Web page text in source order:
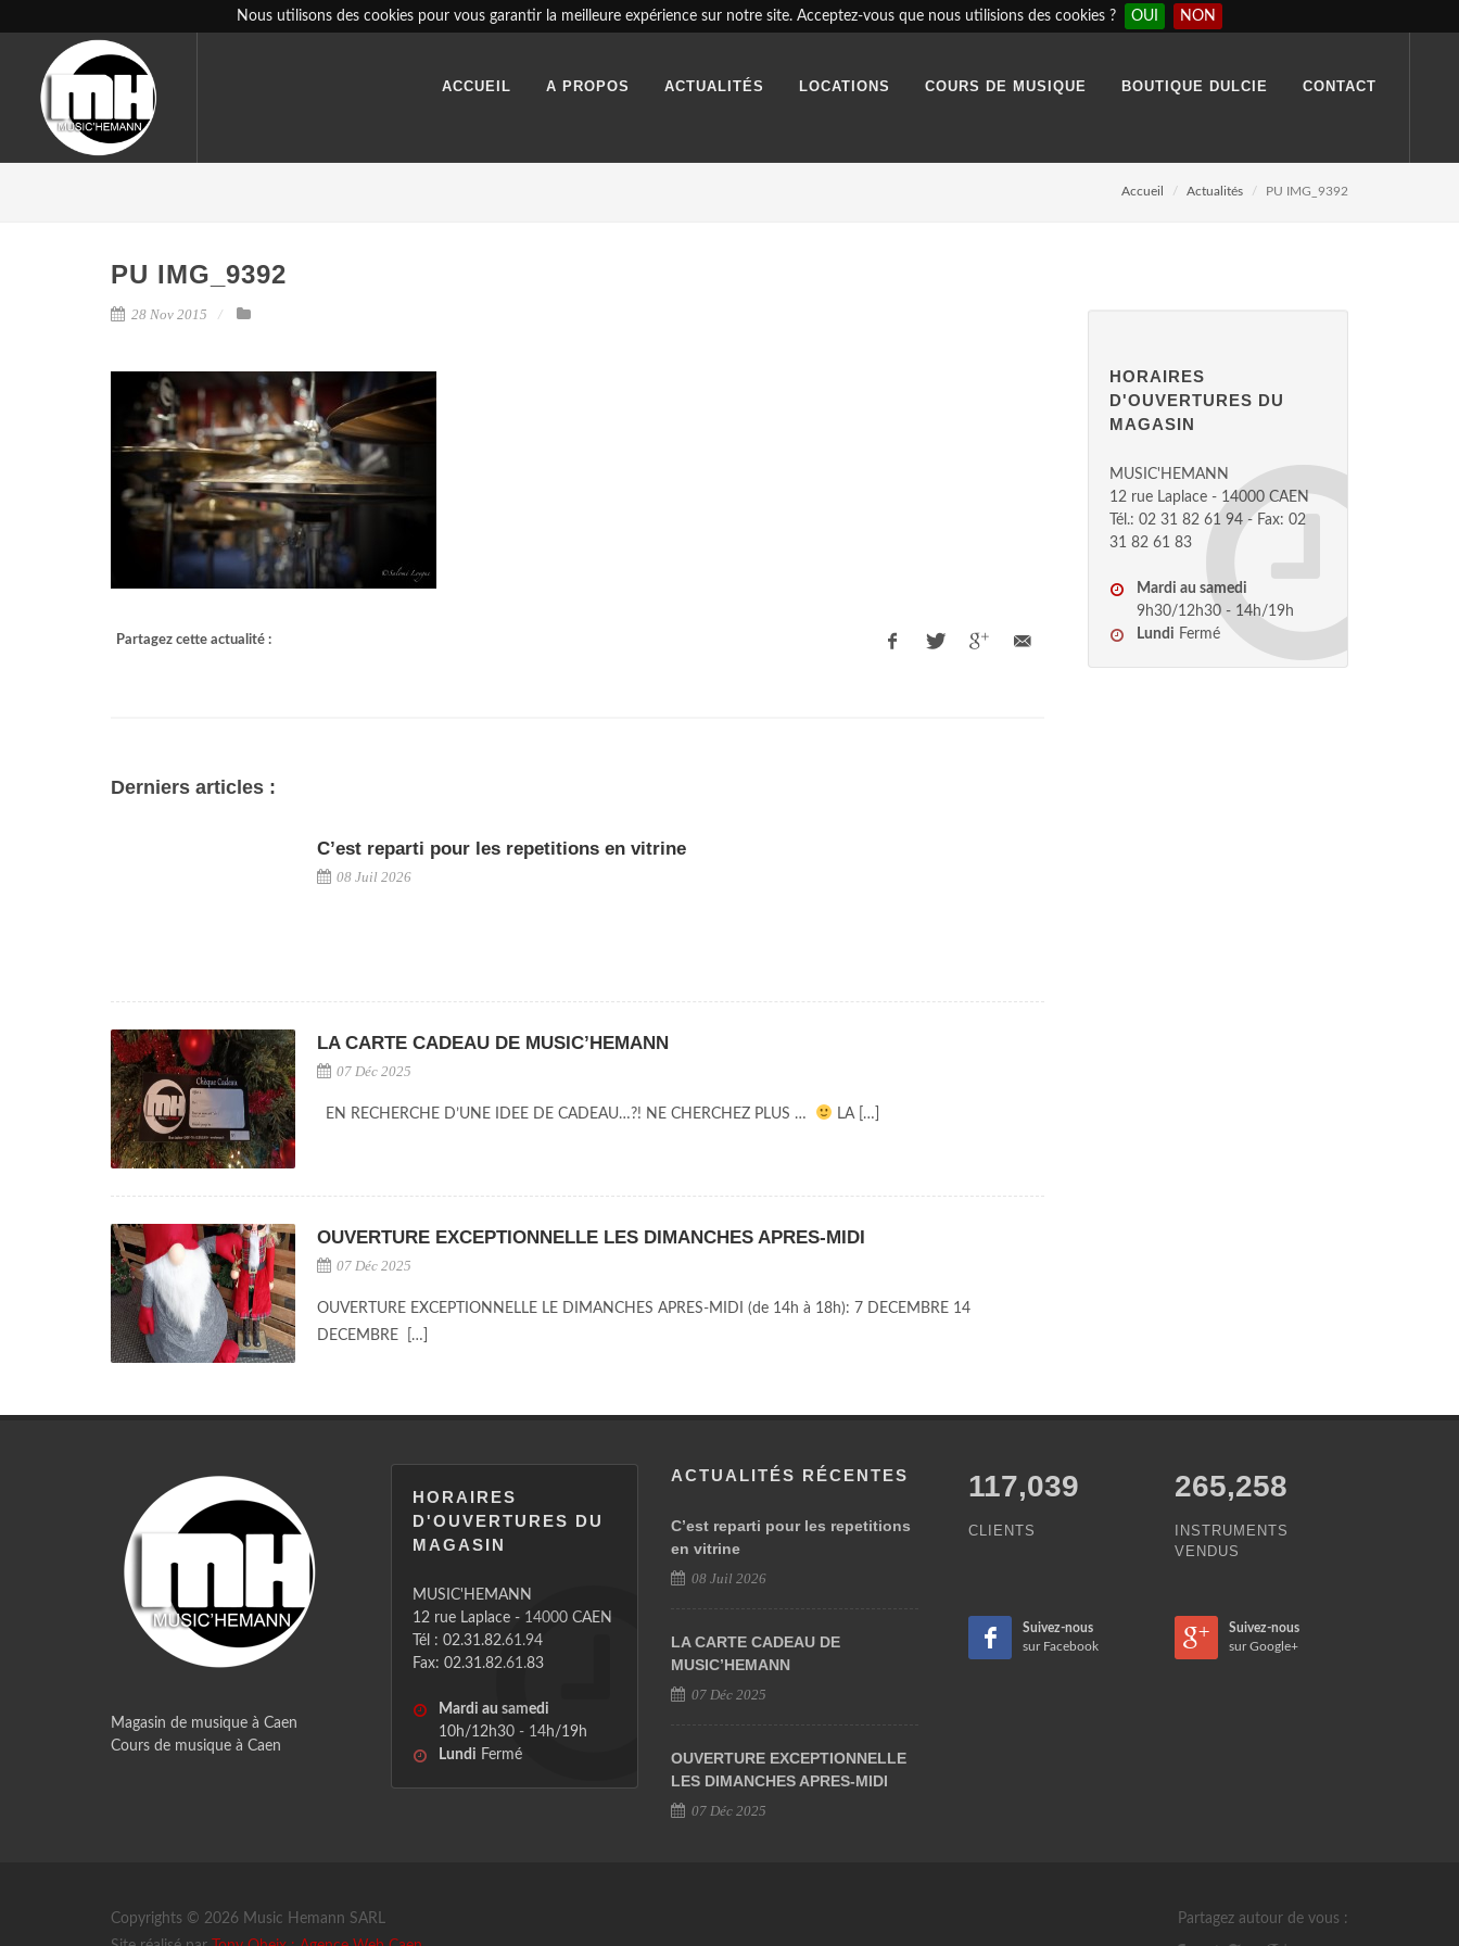
Nous utilisons des cookies pour vous garantir la meilleure expérience sur notre site. Acceptez-vous que nous utilisions des cookies ? OUI NON
ACCUEIL A PROPOS ACTUALITÉS LOCATIONS COURS DE MUSIQUE BOUTIQUE DULCIE CONTACT
Accueil Actualités PU IMG_9392
PU IMG_9392
28 Nov 2015
Partagez cette actualité :
Derniers articles :
C’est reparti pour les repetitions en vitrine
08 Juil 2026
LA CARTE CADEAU DE MUSIC’HEMANN
07 Déc 2025
EN RECHERCHE D’UNE IDEE DE CADEAU…?! NE CHERCHEZ PLUS … LA […]
OUVERTURE EXCEPTIONNELLE LES DIMANCHES APRES-MIDI
07 Déc 2025
OUVERTURE EXCEPTIONNELLE LE DIMANCHES APRES-MIDI (de 14h à 18h): 7 DECEMBRE 14
DECEMBRE […]
HORAIRES
D'OUVERTURES DU
MAGASIN
MUSIC'HEMANN
12 rue Laplace - 14000 CAEN
Tél.: 02 31 82 61 94 - Fax: 02
31 82 61 83
Mardi au samedi
9h30/12h30 - 14h/19h
Lundi Fermé
Magasin de musique à Caen
Cours de musique à Caen
HORAIRES
D'OUVERTURES DU
MAGASIN
MUSIC'HEMANN
12 rue Laplace - 14000 CAEN
Tél : 02.31.82.61.94
Fax: 02.31.82.61.83
Mardi au samedi
10h/12h30 - 14h/19h
Lundi Fermé
ACTUALITÉS RÉCENTES
C’est reparti pour les repetitions
en vitrine
08 Juil 2026
LA CARTE CADEAU DE
MUSIC’HEMANN
07 Déc 2025
OUVERTURE EXCEPTIONNELLE
LES DIMANCHES APRES-MIDI
07 Déc 2025
132,134
CLIENTS
265,258
INSTRUMENTS
VENDUS
Suivez-nous
sur Facebook
Suivez-nous
sur Google+
Copyrights © 2026 Music Hemann SARL
Partagez autour de vous :